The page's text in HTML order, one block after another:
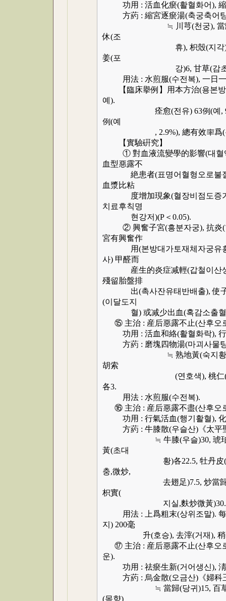
功用 : 活血化瘀(활혈화어), 縮
方葯 : 縮宮逐瘀湯(축궁축어탕
≒ 川芎(천궁), 當歸(당귀),
休(조
휴), 枳殼(지각)各20, 益
姜(포
강)6, 甘草(감초
用法 : 水煎服(수전복), 一日一
【臨床擧例】用本方治(용본방
예).
痊愈(전유) 63例(예,
例(예
, 2.9%), 總有效率爲(총유
【實驗硏究】
① 對血液流變學的影響(대혈액
血型惡露不
絶患者(표명어혈형오로불절
血漿比粘
度增加現象(혈장비점도증가
치료후칙명
현강저)(P＜0.05).
② 興奮子宮(흥분자궁), 抗炎(항
宮有興奮作
用(본방대가토재체자궁유흥
사) 甲醛而
産生的炎症减輕(갑철이산생
殘留胎盤排
出(촉사잔유태반배출), 使子
(이달도지
혈) 或减少出血(혹감소출혈),
⑮ 主治 : 産后惡露不止(산후오
功用 : 活血和絡(활혈화락), 行
方葯 : 磨塊四物湯(마괴사물탕
≒ 熟地黃(숙지황), 當歸(
胡索
(연호색), 桃仁(도인,去皮
各3.
用法 : 水煎服(수전복).
⑯ 主治 : 産后惡露不盡(산후오
功用 : 行氣活血(행기활혈), 化
方葯 : 牛膝散(우슬산)《太平
≒ 牛膝(우슬)30, 琥珀(호박
黃(초대
황)各22.5, 牡丹皮(모단피
충,微炒,
去翅足)7.5, 炒當歸(초당귀
枳實(
지실,麩炒微黃)30.
用法 : 上爲粗末(상위조말). 每
지) 200毫
升(호승), 去滓(거재), 稍
⑰ 主治 : 産后惡露不止(산후오
운).
功用 : 祛瘀生新(거어생신), 淸
方葯 : 烏金散(오금산)《婦科
≒ 當歸(당귀)15, 百草霜(백
(목향)